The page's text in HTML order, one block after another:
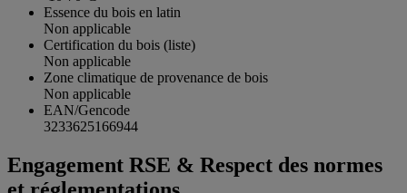
Essence du bois en latin
Non applicable
Certification du bois (liste)
Non applicable
Zone climatique de provenance de bois
Non applicable
EAN/Gencode
3233625166944
Engagement RSE & Respect des normes